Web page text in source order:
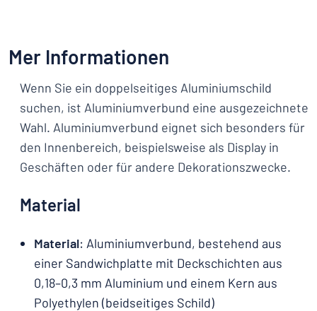
Mer Informationen
Wenn Sie ein doppelseitiges Aluminiumschild
suchen, ist Aluminiumverbund eine ausgezeichnete
Wahl. Aluminiumverbund eignet sich besonders für
den Innenbereich, beispielsweise als Display in
Geschäften oder für andere Dekorationszwecke.
Material
Material: Aluminiumverbund, bestehend aus
einer Sandwichplatte mit Deckschichten aus
0,18–0,3 mm Aluminium und einem Kern aus
Polyethylen (beidseitiges Schild)